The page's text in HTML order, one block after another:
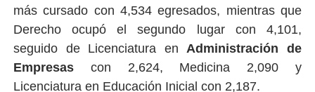
más cursado con 4,534 egresados, mientras que
Derecho ocupó el segundo lugar con 4,101,
seguido de Licenciatura enAdministración de
Empresascon 2,624, Medicina 2,090 y
Licenciatura en Educación Inicial con 2,187.